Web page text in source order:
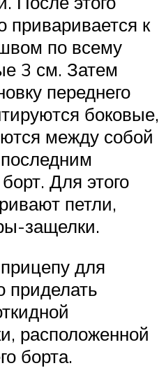
приваривается к
по всему
3 см. Затем
переднего
боковые,
между собой
Для этого
петли,
защелки.
для
приделать
расположенной
борта.